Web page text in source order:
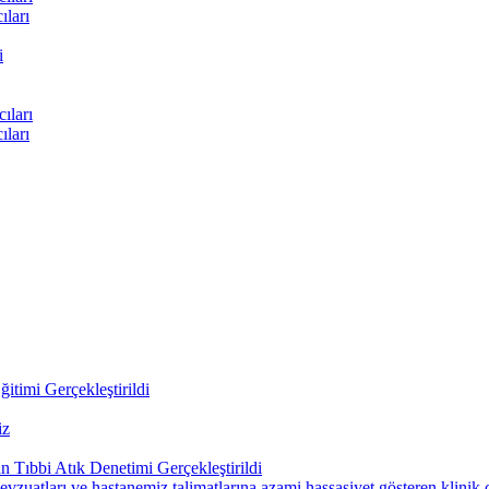
Gerçekleştirildi
Tıbbi Atık Denetimi Gerçekleştirildi